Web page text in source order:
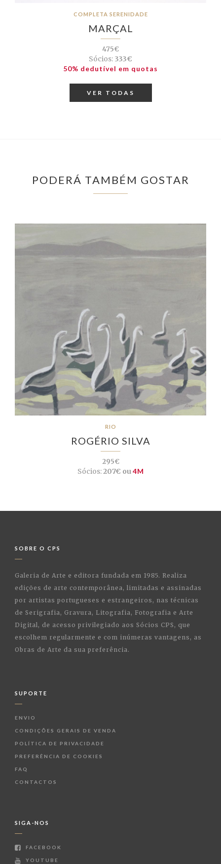
COMPLETA SERENIDADE
MARÇAL
475€
Sócios: 333€
50% dedutível em quotas
VER TODAS
PODERÁ TAMBÉM GOSTAR
RIO
ROGÉRIO SILVA
295€
Sócios:207€ ou4M
SOBRE O CPS
Galeria de Arte e editora fundada em 1985. Realiza
edições de arte contemporânea, limitadas e assinadas
por artistas portugueses e estrangeiros, nas técnicas
de Serigrafia, Gravura, Litografia, Fotografia e Arte
Digital, de acesso privilegiado aos Sócios CPS, que
escolhem regularmente e com inúmeras vantagens, as
Obras de Arte da sua preferência.
SUPORTE
ENVIO
CONDIÇÕES GERAIS DE VENDA
POLÍTICA DE PRIVACIDADE
PREFERÊNCIA DE COOKIES
FAQ
CONTACTOS
SIGA-NOS
FACEBOOK
YOUTUBE